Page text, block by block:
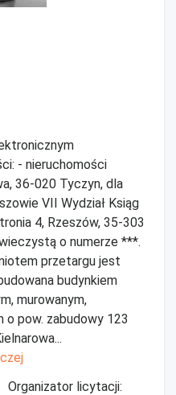
- nieruchomości
36-020 Tyczyn, dla
VII Wydział Ksiąg
4, Rzeszów, 35-303
o numerze ***.
przetargu jest
budynkiem
murowanym,
pow. zabudowy 123
Organizator licytacji: